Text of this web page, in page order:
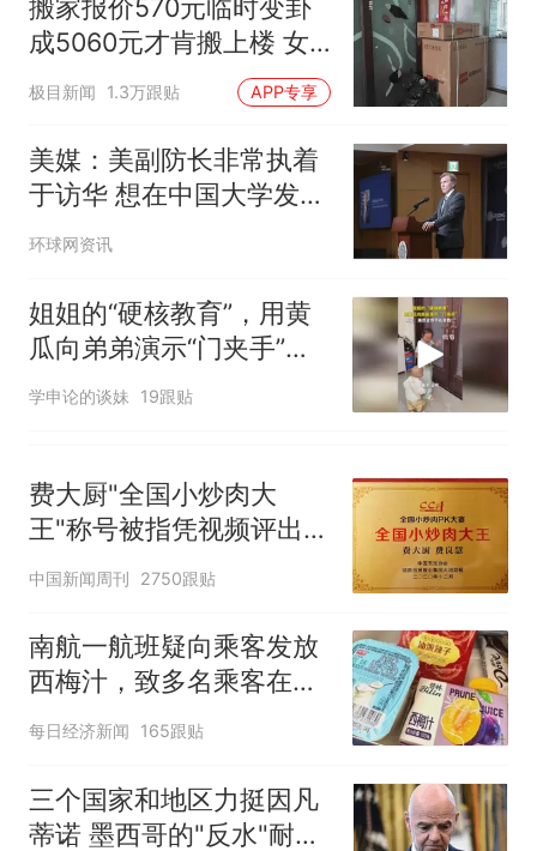
已叫停招聘，成立调查组全面
核查
笔试第一被第二名传话劝弃考
官方通报
那个在床头放菜刀的女孩，
人生
搬家报价570元临时变卦
成5060元才肯搬上楼 女
子傻眼
极目新闻 1.3万跟贴 APP专享
美媒：美副防长非常执着
于访华 想在中国大学发表
演讲
环球网资讯
姐姐的“硬核教育”，用黄
瓜向弟弟演示“门夹手”，
网友：果然言传不如身
学申论的谈妹 19跟贴
费大厨"全国小炒肉大
王"称号被指凭视频评出
官方回应
中国新闻周刊 2750跟贴
南航一航班疑向乘客发放
西梅汁，致多名乘客在飞
行途中排队上厕所！乘
厕所；客服回应：并非每
架飞机都会发放西梅汁
每日经济新闻 165跟贴
三个国家和地区力挺因凡
蒂诺 墨西哥的"反水"耐人